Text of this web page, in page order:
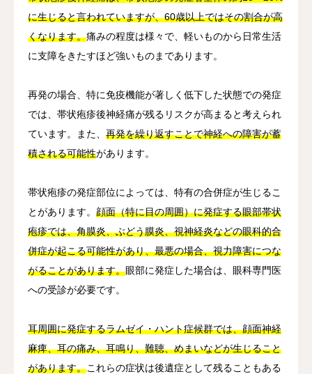
に生じると言われていますが、60歳以上ではその割合が高
くなります。痛みの程度は様々で、軽いものから日常生活
に支障をきたすほど強いものまであります。
再発の場合、特に免疫機能が著しく低下した状態での発症
では、帯状疱疹後神経痛が残るリスクが高まると考えられ
ています。また、 再発を繰り返すことで神経への障害が蓄
積される可能性があります。
帯状疱疹の発症部位によっては、特有の合併症が生じるこ
とがあります。 顔面（特に目の周囲）に発症する眼部帯状
疱疹では、角膜炎、ぶどう膜炎、視神経炎などの眼科的合
併症が起こる可能性があり、最悪の場合、視力障害につな
がることがあります。眼部に発症した場合は、眼科専門医
への受診が必要です。
耳周囲に発症するラムゼイ・ハント症候群では、顔面神経
麻痺、耳の痛み、耳鳴り、難聴、めまいなどが生じること
があります。これらの症状は後遺症として残ることもある